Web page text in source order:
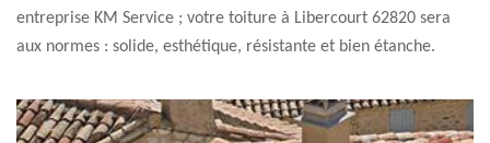
entreprise KM Service ; votre toiture à Libercourt 62820 sera
aux normes : solide, esthétique, résistante et bien étanche.